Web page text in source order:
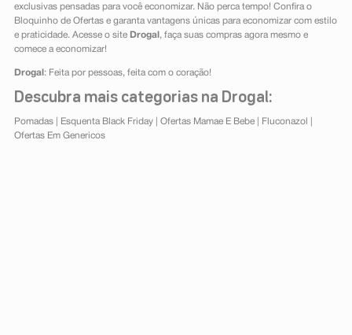
exclusivas pensadas para você economizar. Não perca tempo! Confira o
Bloquinho de Ofertas e garanta vantagens únicas para economizar com estilo
e praticidade. Acesse o site Drogal , faça suas compras agora mesmo e
comece a economizar!
Drogal : Feita por pessoas, feita com o coração!
Descubra mais categorias na Drogal:
Pomadas| Esquenta Black Friday| Ofertas Mamae E Bebe| Fluconazol
Ofertas Em Genericos